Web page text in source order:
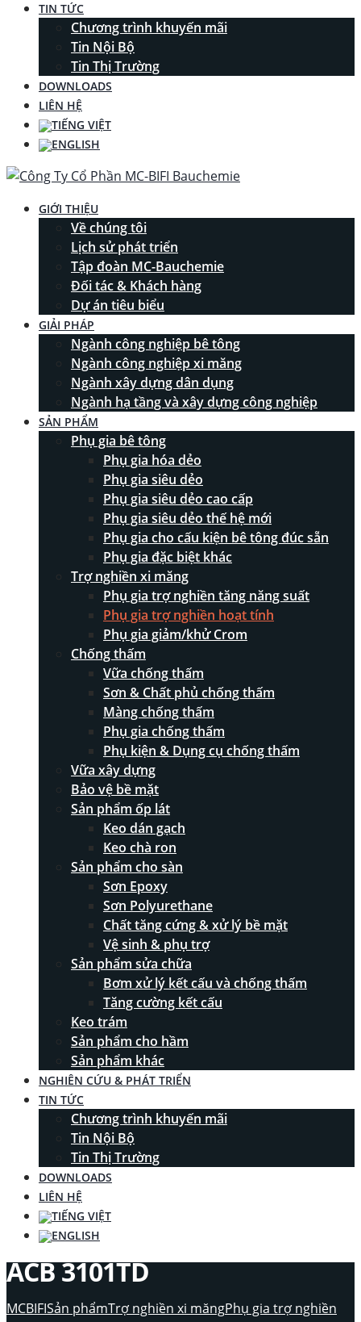
TIN TỨC
Chương trình khuyến mãi
Tin Nội Bộ
Tin Thị Trường
DOWNLOADS
LIÊN HỆ
GIỚI THIỆU
Về chúng tôi
Lịch sử phát triển
Tập đoàn MC-Bauchemie
Đối tác & Khách hàng
Dự án tiêu biểu
GIẢI PHÁP
Ngành công nghiệp bê tông
Ngành công nghiệp xi măng
Ngành xây dựng dân dụng
Ngành hạ tầng và xây dựng công nghiệp
SẢN PHẨM
Phụ gia bê tông
Phụ gia hóa dẻo
Phụ gia siêu dẻo
Phụ gia siêu dẻo cao cấp
Phụ gia siêu dẻo thế hệ mới
Phụ gia cho cấu kiện bê tông đúc sẵn
Phụ gia đặc biệt khác
Trợ nghiền xi măng
Phụ gia trợ nghiền tăng năng suất
Phụ gia trợ nghiền hoạt tính
Phụ gia giảm/khử Crom
Chống thấm
Vữa chống thấm
Sơn & Chất phủ chống thấm
Màng chống thấm
Phụ gia chống thấm
Phụ kiện & Dụng cụ chống thấm
Vữa xây dựng
Bảo vệ bề mặt
Sản phẩm ốp lát
Keo dán gạch
Keo chà ron
Sản phẩm cho sàn
Sơn Epoxy
Sơn Polyurethane
Chất tăng cứng & xử lý bề mặt
Vệ sinh & phụ trợ
Sản phẩm sửa chữa
Bơm xử lý kết cấu và chống thấm
Tăng cường kết cấu
Keo trám
Sản phẩm cho hầm
Sản phẩm khác
NGHIÊN CỨU & PHÁT TRIỂN
TIN TỨC
Chương trình khuyến mãi
Tin Nội Bộ
Tin Thị Trường
DOWNLOADS
LIÊN HỆ
ACB 3101TD
MCBIFISản phẩmTrợ nghiền xi măngPhụ gia trợ nghiền